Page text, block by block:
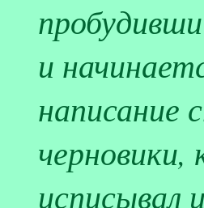
и
написание
черновики,
исписывал